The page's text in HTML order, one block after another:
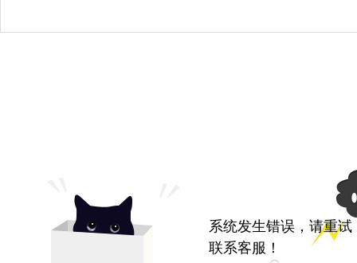
系统发生错误，请重
联系客服！